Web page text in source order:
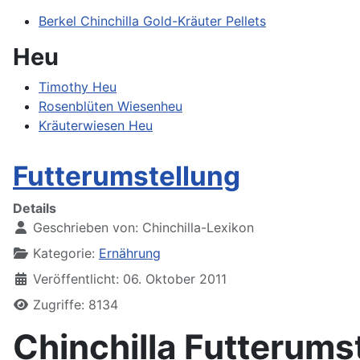
Berkel Chinchilla Gold-Kräuter Pellets
Heu
Timothy Heu
Rosenblüten Wiesenheu
Kräuterwiesen Heu
Futterumstellung
Details
Geschrieben von: Chinchilla-Lexikon
Kategorie: Ernährung
Veröffentlicht: 06. Oktober 2011
Zugriffe: 8134
Chinchilla